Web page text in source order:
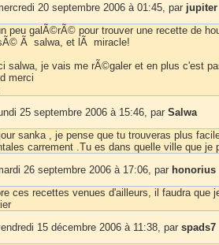
20 septembre 2006 à 01:45, par jupiter
peu galÃ©rÃ© pour trouver une recette de
Ã salwa, et lÃ miracle!
salwa, je vais me rÃ©galer et en plus c'est
merci
25 septembre 2006 à 15:46, par Salwa
sanka , je pense que tu trouveras plus
carrement .Tu es dans quelle ville que je
26 septembre 2006 à 17:06, par honorius
ces recettes venues d'ailleurs, il faudra
15 décembre 2006 à 11:38, par spads7